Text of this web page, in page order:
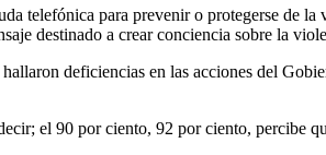
telefónica para prevenir o protegerse de
destinado a crear conciencia sobre la
deficiencias en las acciones del
el 90 por ciento, 92 por ciento, percibe